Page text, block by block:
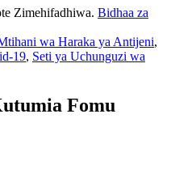
Zimehifadhiwa. Bidhaa za
wa Haraka ya Antijeni,
19, Seti ya Uchunguzi wa
Fomu